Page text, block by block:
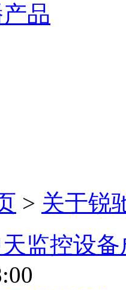
品
> 关于锐
监控设